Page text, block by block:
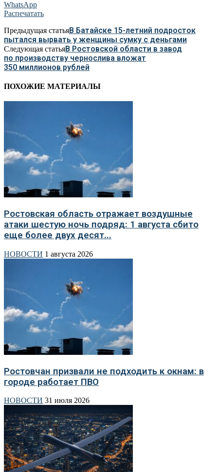
WhatsApp
Распечатать
Предыдущая статьяВ Батайске 15-летний подросток
пытался вырвать у женщины сумку с деньгами
Следующая статьяВ Ростовской области в завод
по производству чернослива вложат
350 миллионов рублей
ПОХОЖИЕ МАТЕРИАЛЫ
Ростовская область отражает воздушные
атаки шестую ночь подряд: 1 августа сбито
еще более двух десят...
НОВОСТИ 1 августа 2026
Ростовчан призвали не подходить к окнам: в
городе работает ПВО
НОВОСТИ 31 июля 2026